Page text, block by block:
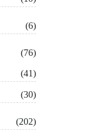
(6)
(76)
(41)
(30)
(202)